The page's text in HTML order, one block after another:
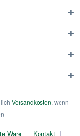
Versandkosten, wenn
Ware Kontakt